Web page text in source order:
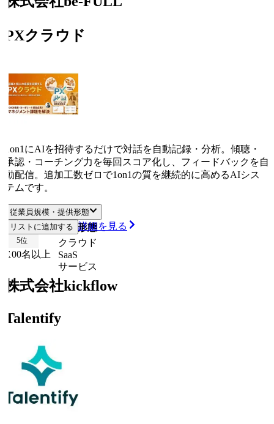
クラウド
にAIを招待するだけで対話を自動記録・分析。傾聴・
認・コーチング力を毎回スコア化し、フィードバックを自
配信。追加工数ゼロで1on1の質を継続的に高めるAIシス
ムです。
従業員規模・提供形態
業員規模 提供形態
名以上
クラウド
SaaS
サービス
リストに追加する 詳細を見る
位
式会社kickflow